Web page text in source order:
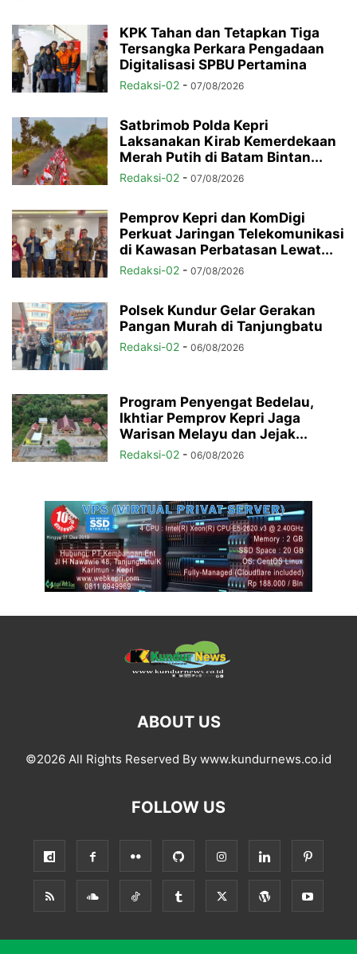
KPK Tahan dan Tetapkan Tiga
Tersangka Perkara Pengadaan
Digitalisasi SPBU Pertamina
Redaksi-02 - 07/08/2026
Satbrimob Polda Kepri
Laksanakan Kirab Kemerdekaan
Merah Putih di Batam Bintan...
Redaksi-02 - 07/08/2026
Pemprov Kepri dan KomDigi
Perkuat Jaringan Telekomunikasi
di Kawasan Perbatasan Lewat...
Redaksi-02 - 07/08/2026
Polsek Kundur Gelar Gerakan
Pangan Murah di Tanjungbatu
Redaksi-02 - 06/08/2026
Program Penyengat Bedelau,
Ikhtiar Pemprov Kepri Jaga
Warisan Melayu dan Jejak...
Redaksi-02 - 06/08/2026
ABOUT US
©2026 All Rights Reserved By www.kundurnews.co.id
FOLLOW US